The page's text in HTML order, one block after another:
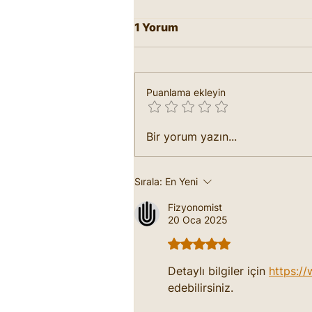
Fizyonomide Merkür Halkası ,
becerilerini ve analitik düşünme
kapasitesini temsil...
1 Yorum
Puanlama ekleyin
Bir yorum yazın...
Sırala: En Yeni
Fizyonomist
20 Oca 2025
5 üzerinden 5 yıldız
Detaylı bilgiler için https://
edebilirsiniz.